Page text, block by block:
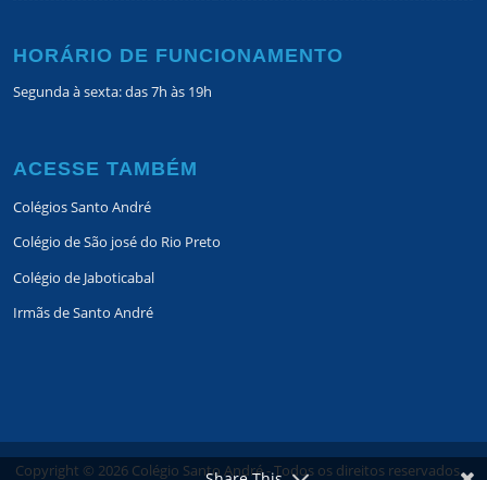
HORÁRIO DE FUNCIONAMENTO
Segunda à sexta: das 7h às 19h
ACESSE TAMBÉM
Colégios Santo André
Colégio de São josé do Rio Preto
Colégio de Jaboticabal
Irmãs de Santo André
Copyright © 2026Colégio Santo André - Todos os direitos reservados.